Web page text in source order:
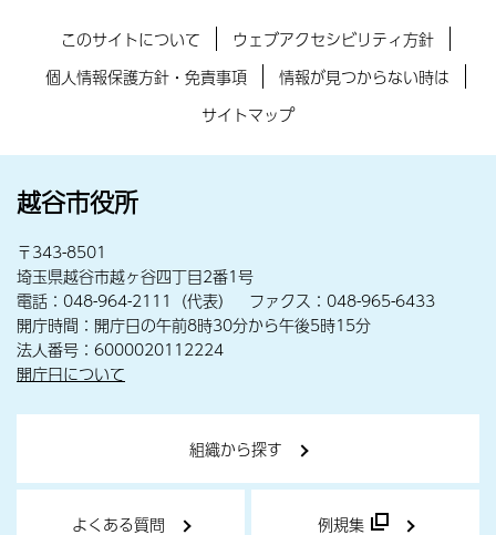
このサイトについて
ウェブアクセシビリティ方針
個人情報保護方針・免責事項
情報が見つからない時は
サイトマップ
越谷市役所
〒343-8501
埼玉県越谷市越ヶ谷四丁目2番1号
電話：048-964-2111（代表） ファクス：048-965-6433
開庁時間：開庁日の午前8時30分から午後5時15分
法人番号：6000020112224
開庁日について
組織から探す
よくある質問 例規集